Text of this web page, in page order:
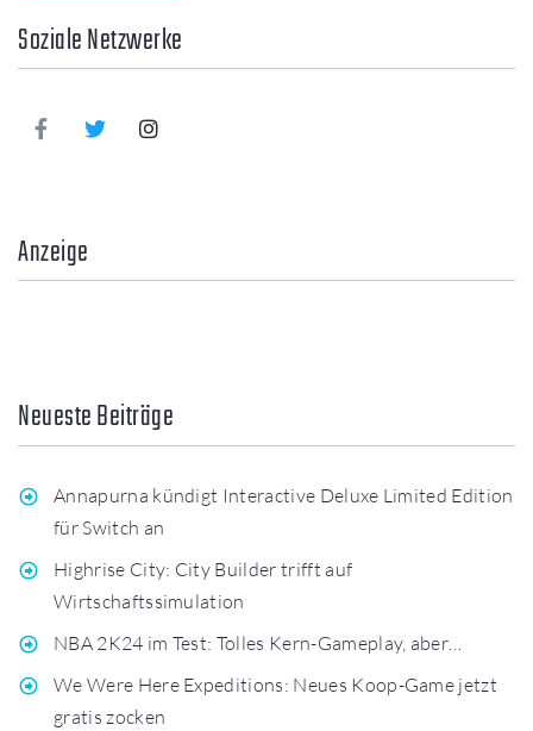
Soziale Netzwerke
Anzeige
Neueste Beiträge
Annapurna kündigt Interactive Deluxe Limited Edition
für Switch an
Highrise City: City Builder trifft auf
Wirtschaftssimulation
NBA 2K24 im Test: Tolles Kern-Gameplay, aber…
We Were Here Expeditions: Neues Koop-Game jetzt
gratis zocken